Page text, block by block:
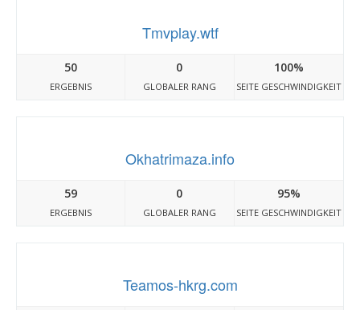
Tmvplay.wtf
50
ERGEBNIS
0
GLOBALER RANG
100%
SEITE GESCHWINDIGKEIT
Okhatrimaza.info
59
ERGEBNIS
0
GLOBALER RANG
95%
SEITE GESCHWINDIGKEIT
Teamos-hkrg.com